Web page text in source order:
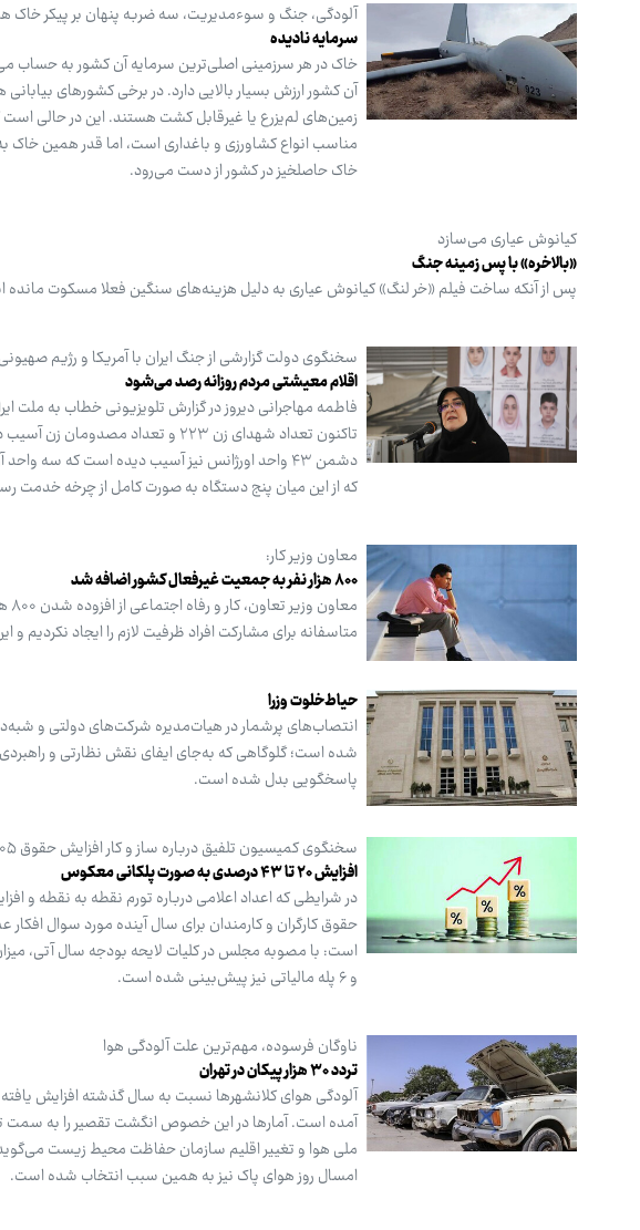
آلودگی، جنگ و سوءمدیریت، سه ضربه پنهان بر پیکر خاک
سرمایه نادیده
خاک در هر سرزمینی اصلی‌ترین سرمایه آن کشور به حساب
آن کشور ارزش بسیار بالایی دارد. در برخی کشورهای
زمین‌های لم‌یزرع یا غیرقابل کشت هستند. این در حالی
مناسب انواع کشاورزی و باغداری است، اما قدر همین
خاک حاصلخیز در کشور از دست می‌رود.
کیانوش عیاری می‌سازد
«بالاخره» با پس زمینه جنگ
پس از آنکه ساخت فیلم «خر لنگ» کیانوش عیاری به دلیل هزینه‌های سنگین فعلا مسکوت مانده
سخنگوی دولت گزارشی از جنگ ایران با آمریکا و رژیم صهیونی
اقلام معیشتی مردم روزانه رصد می‌شود
فاطمه مهاجرانی دیروز در گزارش تلویزیونی خطاب به ملت
که از این میان پنج دستگاه به صورت کامل از چرخه خدمت
معاون وزیر کار:
۸۰۰ هزار نفر به جمعیت غیرفعال کشور اضافه شد
متاسفانه برای مشارکت افراد ظرفیت لازم را ایجاد
حیاط‌خلوت وزرا
انتصاب‌های پرشمار در هیات‌مدیره شرکت‌های دولتی و
شده است؛ گلوگاهی که به‌جای ایفای نقش نظارتی و
پاسخگویی بدل شده است.
سخنگوی کمیسیون تلفیق درباره ساز و کار افزایش حقوق ۱۴۰۵ توضیح داد
افزایش ۲۰ تا ۴۳ درصدی به صورت پلکانی معکوس
در شرایطی که اعداد اعلامی درباره تورم نقطه به نقطه و
حقوق کارگران و کارمندان برای سال آینده مورد سوال
و ۶ پله مالیاتی نیز پیش‌بینی شده است.
ناوگان فرسوده، مهم‌ترین علت آلودگی هوا
تردد ۳۰ هزار پیکان در تهران
آلودگی هوای کلانشهرها نسبت به سال گذشته افزایش
ملی هوا و تغییر اقلیم سازمان حفاظت محیط زیست
امسال روز هوای پاک نیز به همین سبب انتخاب شده است.